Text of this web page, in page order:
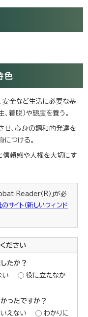
色
安全など生活に必要な基
着脱）や態度を養う。
せ、心身の調和的発達を
つける。
信頼感や人権を大切にす
Reader（R）」が必
サイト（新しいウィンド
ださい
たか？
い
役に立たなか
ったですか？
えない
わかりに